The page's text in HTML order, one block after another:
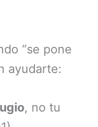
“se pone
ayudarte:
, no tu